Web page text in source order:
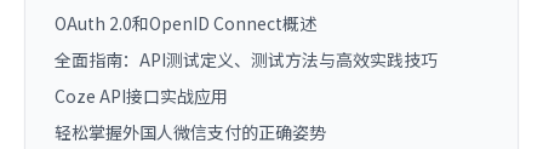
OAuth 2.0和OpenID Connect概述
全面指南：API测试定义、测试方法与高效实践技巧
Coze API接口实战应用
轻松掌握外国人微信支付的正确姿势